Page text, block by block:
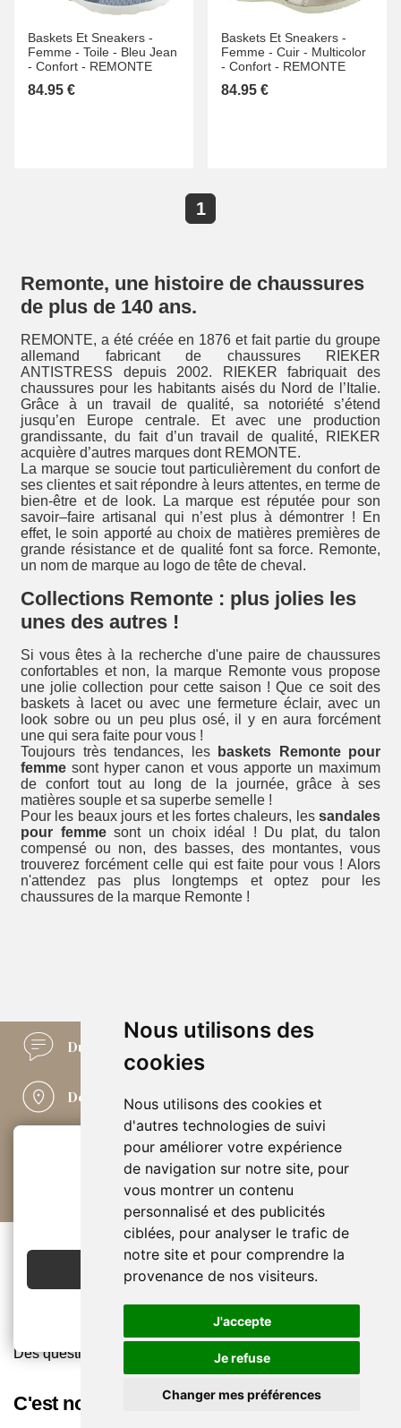
Nous utilisons des
cookies
Nous utilisons des cookies et
d'autres technologies de suivi
pour améliorer votre expérience
de navigation sur notre site, pour
vous montrer un contenu
personnalisé et des publicités
ciblées, pour analyser le trafic de
notre site et pour comprendre la
provenance de nos visiteurs.
J'accepte
Je refuse
Changer mes préférences
2€ OFFERTS
EN CRÉANT UN COMPTE
JE CRÉE MON COMPTE
Remonte, une histoire de chaussures
de plus de 140 ans.
REMONTE, a été créée en 1876 et fait partie du groupe
allemand fabricant de chaussures RIEKER
ANTISTRESS depuis 2002. RIEKER fabriquait des
chaussures pour les habitants aisés du Nord de l’Italie.
Grâce à un travail de qualité, sa notoriété s’étend
jusqu’en Europe centrale. Et avec une production
grandissante, du fait d’un travail de qualité, RIEKER
acquière d’autres marques dont REMONTE.
La marque se soucie tout particulièrement du confort de
ses clientes et sait répondre à leurs attentes, en terme de
bien-être et de look. La marque est réputée pour son
savoir–faire artisanal qui n’est plus à démontrer ! En
effet, le soin apporté au choix de matières premières de
grande résistance et de qualité font sa force. Remonte,
un nom de marque au logo de tête de cheval.
Collections Remonte : plus jolies les
unes des autres !
Si vous êtes à la recherche d'une paire de chaussures
confortables et non, la marque Remonte vous propose
une jolie collection pour cette saison ! Que ce soit des
baskets à lacet ou avec une fermeture éclair, avec un
look sobre ou un peu plus osé, il y en aura forcément
une qui sera faite pour vous !
Toujours très tendances, les
baskets Remonte pour
femme sont hyper canon et vous apporte un maximum
de confort tout au long de la journée, grâce à ses
matières souple et sa superbe semelle !
Pour les beaux jours et les fortes chaleurs, les sandales
pour femmesont un choix idéal ! Du plat, du talon
compensé ou non, des basses, des montantes, vous
trouverez forcément celle qui est faite pour vous ! Alors
n'attendez pas plus longtemps et optez pour les
chaussures de la marque Remonte !
Baskets Et Sneakers -
Femme - Toile - Bleu Jean
- Confort - REMONTE
84.95 €
Baskets Et Sneakers -
Femme - Cuir - Multicolor
- Confort - REMONTE
84.95 €
1
Du conseil
Des boutiques à vos pieds
Simple commenos retours
Paiementsen toute sécurité
De l'aide
Contactez-nous
Conditions générales de vente & formulaire rétractation
Des questions ? Nos réponses
C'est nous